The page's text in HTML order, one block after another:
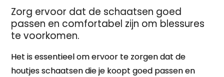
Zorg ervoor dat de schaatsen goed
passen en comfortabel zijn om blessures
te voorkomen.
Het is essentieel om ervoor te zorgen dat de
houtjes schaatsen die je koopt goed passen en